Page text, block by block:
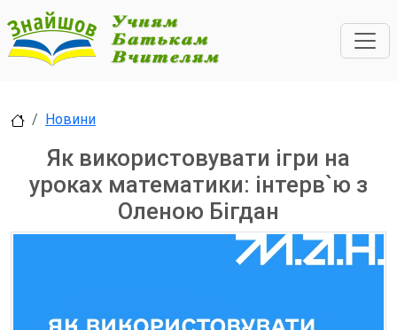
Новини
Як використовувати ігри на
уроках математики: інтерв`ю з
Оленою Бігдан